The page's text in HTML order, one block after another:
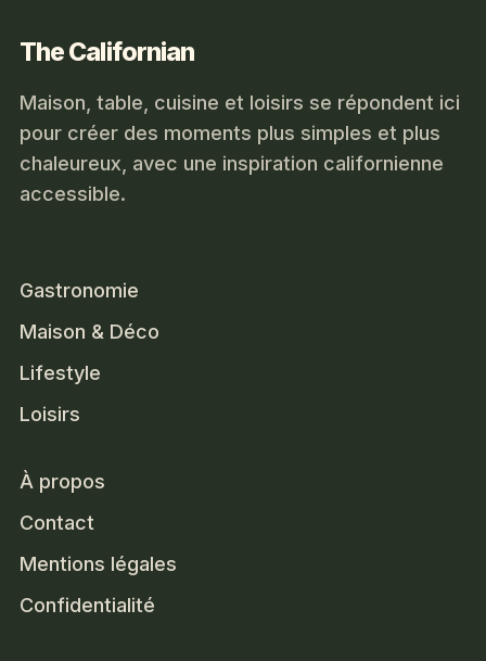
The Californian
Maison, table, cuisine et loisirs se répondent ici
pour créer des moments plus simples et plus
chaleureux, avec une inspiration californienne
accessible.
Gastronomie
Maison & Déco
Lifestyle
Loisirs
À propos
Contact
Mentions légales
Confidentialité